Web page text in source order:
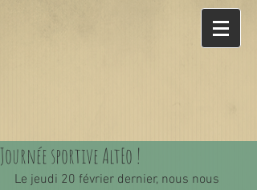
Journée sportive AltEo !
Le jeudi 20 février dernier, nous nous